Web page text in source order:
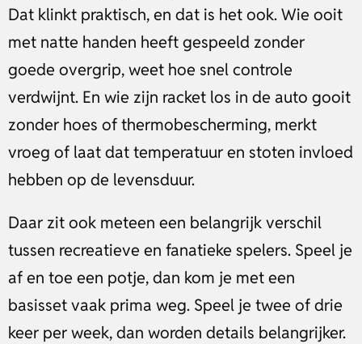
Dat klinkt praktisch, en dat is het ook. Wie ooit
met natte handen heeft gespeeld zonder
goede overgrip, weet hoe snel controle
verdwijnt. En wie zijn racket los in de auto gooit
zonder hoes of thermobescherming, merkt
vroeg of laat dat temperatuur en stoten invloed
hebben op de levensduur.
Daar zit ook meteen een belangrijk verschil
tussen recreatieve en fanatieke spelers. Speel je
af en toe een potje, dan kom je met een
basisset vaak prima weg. Speel je twee of drie
keer per week, dan worden details belangrijker.